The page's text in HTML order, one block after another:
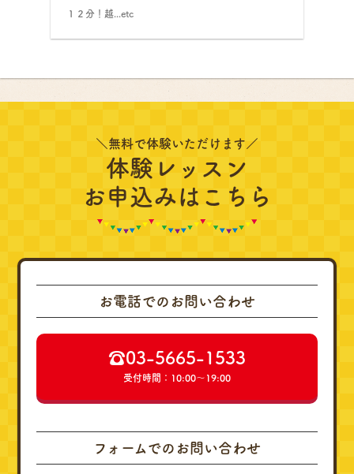
１２分！越...etc
＼無料で体験いただけます／
体験レッスン
お申込みはこちら
お電話でのお問い合わせ
☎︎03-5665-1533
受付時間：10:00～19:00
フォームでのお問い合わせ